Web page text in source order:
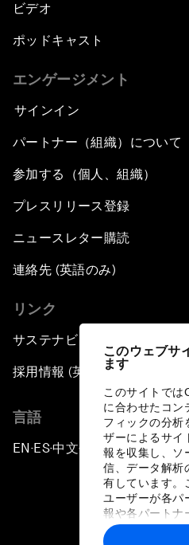
このウェブサ
ます
このサイトでは
に合わせたコン
フィックの分析
ザーによるサイ
報を収集し、ソ
信、データ解析
有しています。
ユーザーが各パ
報や各パートナ
に収集された
ビデオ
ポッドキャスト
エンゲージメント
サインイン
パートナー（組織）について
参加する（個人、組織）
プレスリリース登録
ニュースレター購読
連絡先 (英語のみ)
リンク
サステナビリティへの取り組み
採用情報 (英語のみ)
言語
EN ▪ ES▪中文▪ 日本語